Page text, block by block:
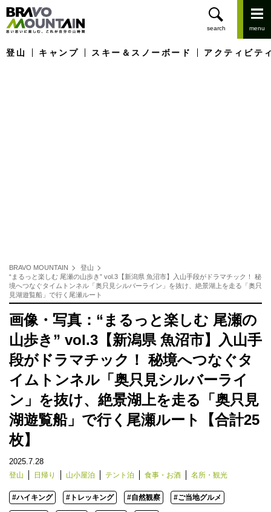
登山 キャンプ スキー＆スノーボード アクティビテ
BRAVO MOUNTAIN
登山
“まるっと楽しむ 尾瀬の山歩き” vol.3【新潟県 魚沼市】入山手段がドラマチック！ 秘
境へつなぐタイムトンネル「奥只見シルバーライン」を抜け、絶景湖上を走る「奥只
見湖遊覧船」で行く尾瀬ルート
画像・写真：“まるっと楽しむ 尾瀬の
山歩き” vol.3【新潟県 魚沼市】入山手
段がドラマチック！ 秘境へつなぐタ
イムトンネル「奥只見シルバーライ
ン」を抜け、絶景湖上を走る「奥只見
湖遊覧船」で行く尾瀬ルート【合計25
枚】
2025.7.28
登山 日帰り 山小屋泊 テント泊 食事・お酒 名所・観光
#ハイキング #トレッキング #自然観察 #ご当地グルメ